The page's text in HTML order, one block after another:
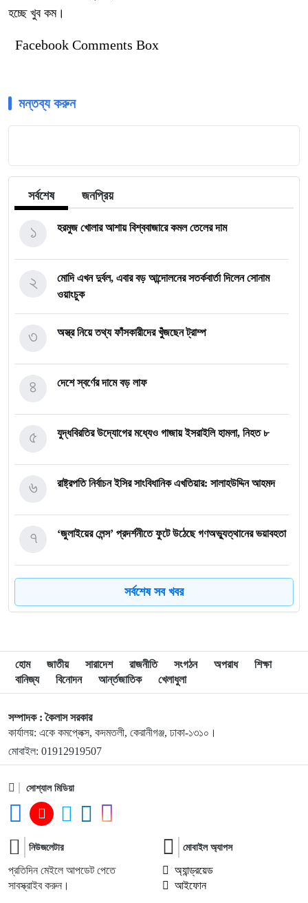
হচ্ছে খুব কম।
Facebook Comments Box
মন্তব্য করুন
সর্বশেষ জনপ্রিয়
হরমুজ খোলার আশায় বিশ্ববাজারে কমল তেলের দাম
১
মোদি এখন দুর্বল, এবার বড় আন্দোলনের সতর্কবার্তা দিলেন সোনাম
ওয়াংচুক
২
অস্ত্র নিয়ে তথ্য ফাঁসকারীদের খুঁজছেন ট্রাম্প
৩
দেশে স্বর্ণের দামে বড় লাফ
৪
যুদ্ধবিরতির উদ্যোগের মধ্যেও গাজায় ইসরাইলি হামলা, নিহত ৮
৫
রাষ্ট্রপতি নির্বাচন ইসির সাংবিধানিক এখতিয়ার: সালাহউদ্দিন আহমদ
৬
‘জুলাইয়ের লেন্স’ প্রদর্শনীতে ফুটে উঠেছে গণঅভ্যুত্থানের ভয়াবহতা
৭
জনগণ আপনাকে স্বাগত জানাতে প্রস্তুত, কীভাবে আসবেন আসেন:
ইরানে হামলার পরিকল্পনা বাতিল করলেন ট্রাম্প
১০
ইয়ামাল ইতিহাস গড়বে, তবে এবার নয়: মেসি
১১
দাবানলের ধোঁয়ায় ঢেকেছে নিউজার্সির আকাশ, বিশ্বকাপের ফাইনাল
নিয়ে উদ্বেগ
১২
ফিফার বাড়তি সুবিধা পাওয়া নিয়ে যা বললেন মেসি
১৩
শিক্ষার্থীদের প্রতিবছর একটি করে গাছ লাগানোর আহ্বান প্রধানমন্ত্রীর
১৪
সর্বশেষ সব খবর
হোম জাতীয় সারাদেশ রাজনীতি সংগঠন অপরাধ
শিক্ষা
বানিজ্য
বিনোদন আর্ন্তজাতিক খেলাধুলা
সম্পাদক : কৈলাস সরকার
কার্যালয়: একে কমপ্লেক্স, কদমতলী, কেরানীগঞ্জ, ঢাকা-১৩১০।
মোবাইল: 01912919507
সোশ্যাল মিডিয়া
নিউজলেটার
প্রতিদিন মেইলে আপডেট পেতে
সাবস্ক্রাইব করুন।
মোবাইল অ্যাপস
অ্যান্ড্রয়েড
আইফোন